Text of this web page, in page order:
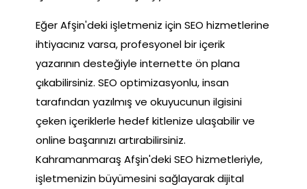
Eğer Afşin'deki işletmeniz için SEO hizmetlerine
ihtiyacınız varsa, profesyonel bir içerik
yazarının desteğiyle internette ön plana
çıkabilirsiniz. SEO optimizasyonlu, insan
tarafından yazılmış ve okuyucunun ilgisini
çeken içeriklerle hedef kitlenize ulaşabilir ve
online başarınızı artırabilirsiniz.
Kahramanmaraş Afşin'deki SEO hizmetleriyle,
işletmenizin büyümesini sağlayarak dijital